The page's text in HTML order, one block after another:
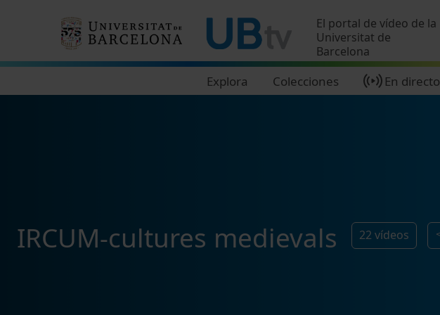
El portal de vídeo de la
Universitat de
Barcelona
Explora Colecciones En directo
IRCUM-cultures medievals 22 vídeos